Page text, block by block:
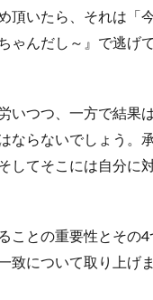
頂いたら、それは「
ゃんだし～』で逃げ
いつつ、一方で結
ならないでしょう。
してそこには自分に
ことの重要性とその
について取り上げま